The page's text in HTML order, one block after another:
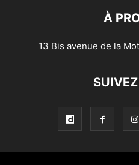
À
13 Bis avenue de la